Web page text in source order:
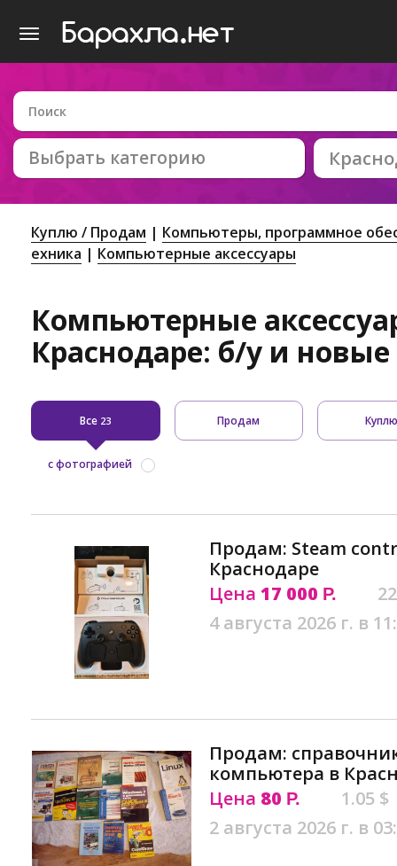
Выбрать категорию
Куплю / Продам
Компьютеры, программное
ехника
Компьютерные аксессуары
Компьютерные
Краснодаре: б/у и новые
Все 23 Продам
с фотографией
Продам: Steam
Краснодаре
Цена 17 000 Р.
4 августа 2026 г. в
Продам:
компьютера в
Цена 80 Р.
1.05 $
2 августа 2026 г. в